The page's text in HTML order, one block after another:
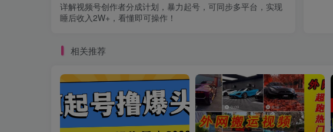
详解视频号创作者分成计划，暴力起号，可同步多平台，实现
睡后收入2W+，看懂即可操作！
相关推荐